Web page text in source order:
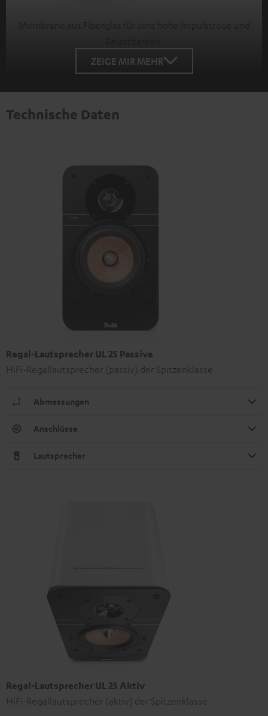
ZEIGE MIR MEHR
Technische Daten
Regal-Lautsprecher UL 25 Passive
HiFi-Regallautsprecher (passiv) der Spitzenklasse
Abmessungen
Anschlüsse
Lautsprecher
Regal-Lautsprecher UL 25 Aktiv
HiFi-Regallautsprecher (aktiv) der Spitzenklasse